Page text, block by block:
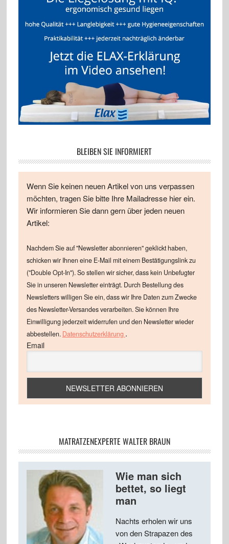
BLEIBEN SIE INFORMIERT
Wenn Sie keinen neuen Artikel von uns verpassen
möchten, tragen Sie bitte Ihre Mailadresse hier ein.
Wir informieren Sie dann gern über jeden neuen
Artikel:
Nachdem Sie auf "Newsletter abonnieren" geklickt haben,
schicken wir Ihnen eine E-Mail mit einem Bestätigungslink zu
("Double Opt-In"). So stellen wir sicher, dass kein Unbefugter
Sie in unseren Newsletter einträgt. Durch Bestellung des
Newsletters willigen Sie ein, dass wir Ihre Daten zum Zwecke
des Newsletter-Versandes verarbeiten. Sie können Ihre
Einwilligung jederzeit widerrufen und den Newsletter wieder
abbestellen. Datenschutzerklärung .
Email
MATRATZENEXPERTE WALTER BRAUN
Wie man sich
bettet, so liegt
man
Nachts erholen wir uns
von den Strapazen des